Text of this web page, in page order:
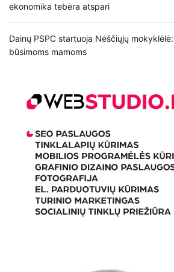
ekonomika tebėra atspari
Dainų PSPC startuoja Nėščiųjų
būsimoms mamoms